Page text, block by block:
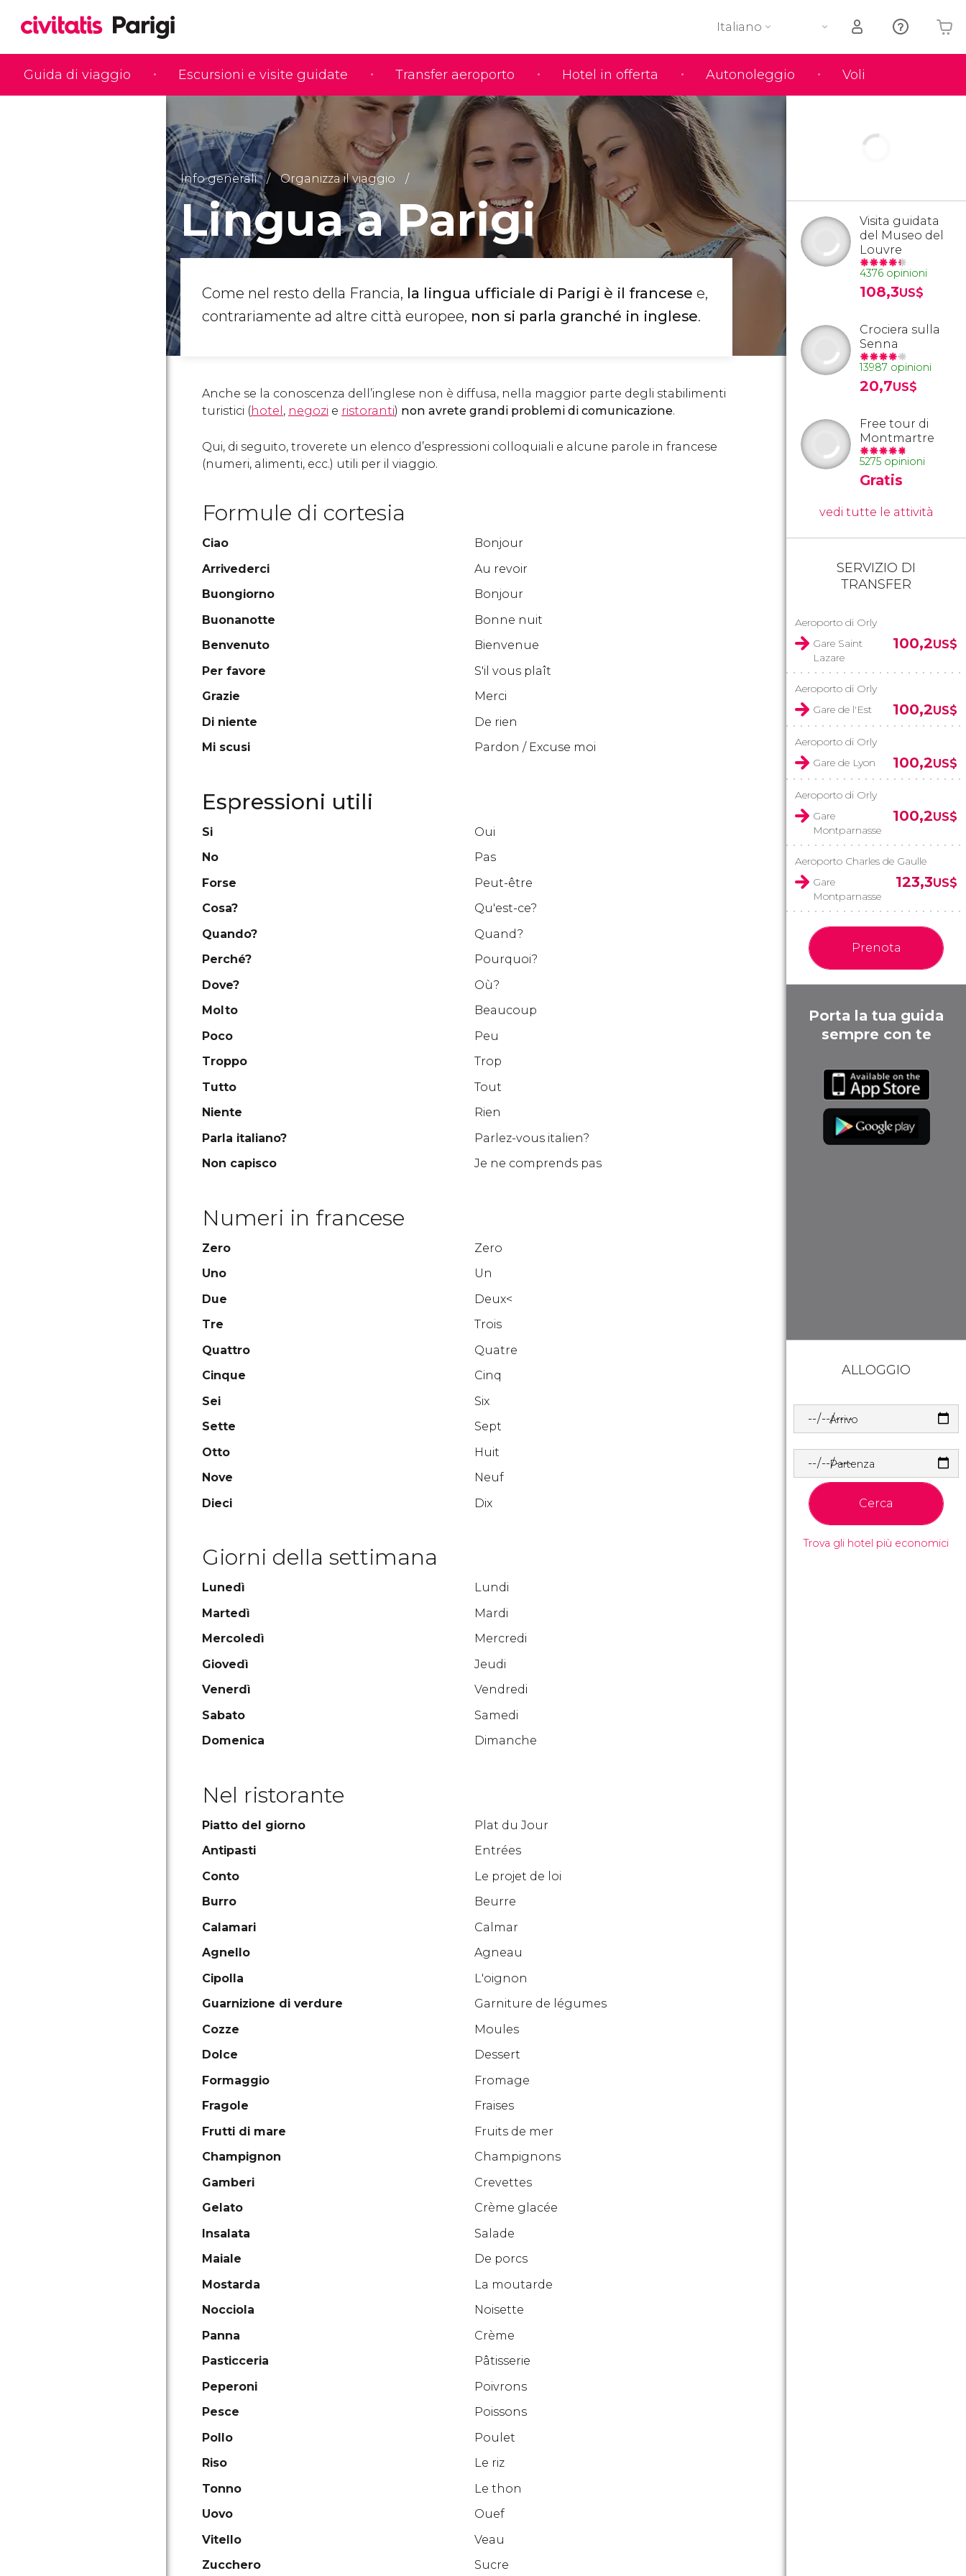
Guida di viaggio Escursioni e visite guidate Transfer aeroporto Hotel in offerta Autonoleggio Voli
Italiano
Il tuo carrello è vuoto
Info generali Organizza il viaggio
Lingua a Parigi
Come nel resto della Francia, la lingua ufficiale di Parigi è il francese e,
contrariamente ad altre città europee, non si parla granché in inglese.
Anche se la conoscenza dell’inglese non è diffusa, nella maggior parte degli stabilimenti
turistici (hotel , negozi e ristoranti) non avrete grandi problemi di comunicazione.
Qui, di seguito, troverete un elenco d’espressioni colloquiali e alcune parole in francese
(numeri, alimenti, ecc.) utili per il viaggio.
Formule di cortesia
Ciao
Bonjour
Arrivederci
Au revoir
Buongiorno
Bonjour
Buonanotte
Bonne nuit
Benvenuto
Bienvenue
Per favore
S'il vous plaît
Grazie
Merci
Di niente
De rien
Mi scusi
Pardon / Excuse moi
Espressioni utili
Si
Oui
No
Pas
Forse
Peut-être
Cosa?
Qu'est-ce?
Quando?
Quand?
Perché?
Pourquoi?
Dove?
Où?
Molto
Beaucoup
Poco
Peu
Troppo
Trop
Tutto
Tout
Niente
Rien
Parla italiano?
Parlez-vous italien?
Non capisco
Je ne comprends pas
Numeri in francese
Zero
Zero
Uno
Un
Due
Deux<
Tre
Trois
Quattro
Quatre
Cinque
Cinq
Sei
Six
Sette
Sept
Otto
Huit
Nove
Neuf
Dieci
Dix
Giorni della settimana
Lunedì
Lundi
Martedì
Mardi
Mercoledì
Mercredi
Giovedì
Jeudi
Venerdì
Vendredi
Sabato
Samedi
Domenica
Dimanche
Nel ristorante
Piatto del giorno
Plat du Jour
Antipasti
Entrées
Conto
Le projet de loi
Burro
Beurre
Calamari
Calmar
Agnello
Agneau
Cipolla
L'oignon
Guarnizione di verdure
Garniture de légumes
Cozze
Moules
Dolce
Dessert
Formaggio
Fromage
Fragole
Fraises
Frutti di mare
Fruits de mer
Champignon
Champignons
Gamberi
Crevettes
Gelato
Crème glacée
Insalata
Salade
Maiale
De porcs
Mostarda
La moutarde
Nocciola
Noisette
Panna
Crème
Pasticceria
Pâtisserie
Peperoni
Poivrons
Pesce
Poissons
Pollo
Poulet
Riso
Le riz
Tonno
Le thon
Uovo
Ouef
Vitello
Veau
Zucchero
Sucre
Visita guidata
del Museo del
Louvre
4376 opinioni
108,3US$
Crociera sulla
Senna
13987 opinioni
20,7US$
Free tour di
Montmartre
5275 opinioni
Gratis
vedi tutte le attività
SERVIZIO DI
TRANSFER
Aeroporto di Orly
Gare Saint
Lazare
100,2US$
Aeroporto di Orly
Gare de l'Est
100,2US$
Aeroporto di Orly
Gare de Lyon
100,2US$
Aeroporto di Orly
Gare
Montparnasse
100,2US$
Aeroporto Charles de Gaulle
Gare
Montparnasse
123,3US$
Prenota
Porta la tua guida
sempre con te
ALLOGGIO
Arrivo
Partenza
Cerca
Trova gli hotel più economici